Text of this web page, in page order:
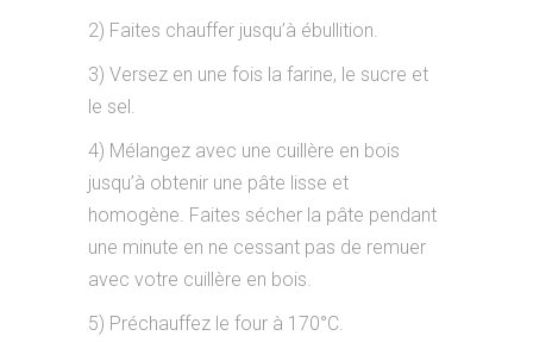
2) Faites chauffer jusqu’à ébullition.
3) Versez en une fois la farine, le sucre et
le sel.
4) Mélangez avec une cuillère en bois
jusqu’à obtenir une pâte lisse et
homogène. Faites sécher la pâte pendant
une minute en ne cessant pas de remuer
avec votre cuillère en bois.
5) Préchauffez le four à 170°C.